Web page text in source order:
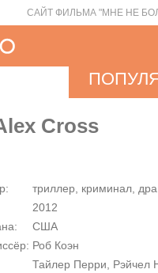
САЙТ ФИЛЬМА "МНЕ НЕ
Cross
триллер, криминал,
2012
США
Роб Коэн
Тайлер Перри, Рэйчел